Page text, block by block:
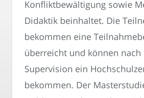
Konfliktbewältigung sowie
Didaktik beinhaltet. Die
bekommen eine
überreicht und können
Supervision ein
bekommen. Der